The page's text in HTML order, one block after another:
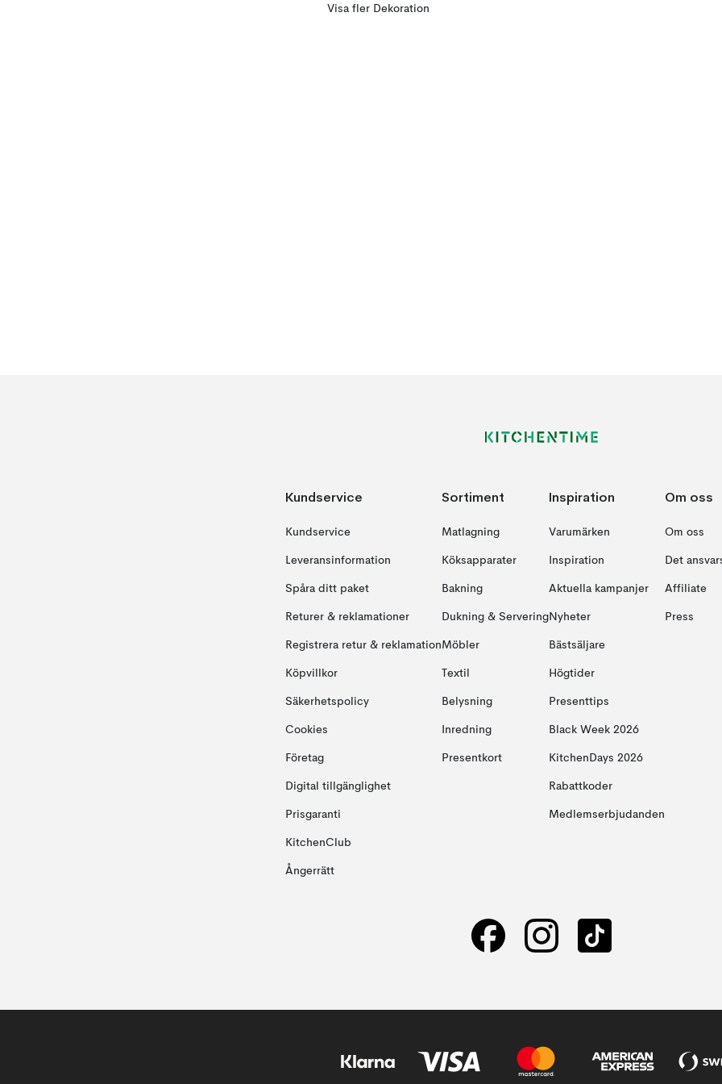
Visa fler Dekoration
Kundservice
Kundservice
Leveransinformation
Spåra ditt paket
Returer & reklamationer
Registrera retur & reklamation
Köpvillkor
Säkerhetspolicy
Cookies
Företag
Digital tillgänglighet
Prisgaranti
KitchenClub
Ångerrätt
Sortiment
Matlagning
Köksapparater
Bakning
Dukning & Servering
Möbler
Textil
Belysning
Inredning
Presentkort
Inspiration
Varumärken
Inspiration
Aktuella kampanjer
Nyheter
Bästsäljare
Högtider
Presenttips
Black Week 2026
KitchenDays 2026
Rabattkoder
Medlemserbjudanden
Om oss
Om oss
Det
Affiliate
Press